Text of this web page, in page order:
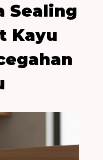
Sealing
Kayu